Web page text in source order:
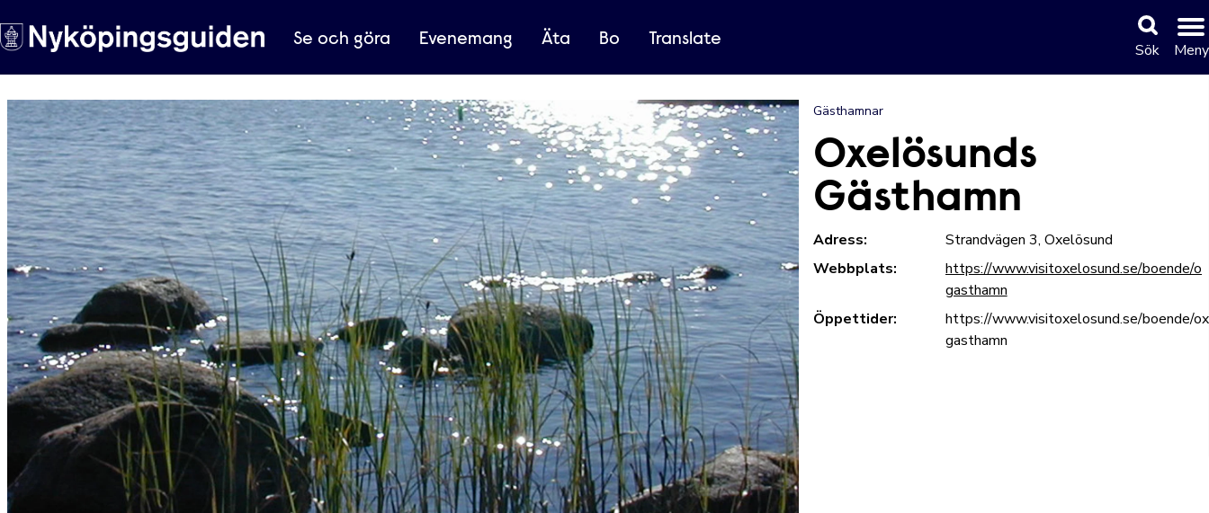
Se och göra Evenemang Äta Bo Translate
Sök Meny
Gästhamnar
Oxelösunds
Gästhamn
Adress:
Strandvägen 3, Oxelösund
Webbplats:
https://www.visitoxelosund.se/boende/
gasthamn
Öppettider:
https://www.visitoxelosund.se/boende/
gasthamn